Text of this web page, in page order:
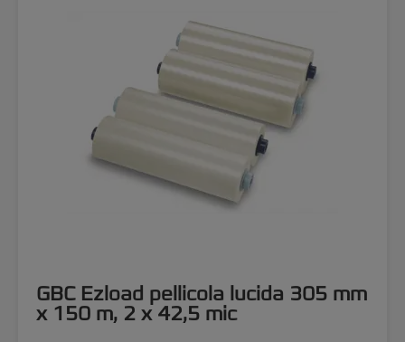
GBC Ezload pellicola lucida 305 mm
x 150 m, 2 x 42,5 mic